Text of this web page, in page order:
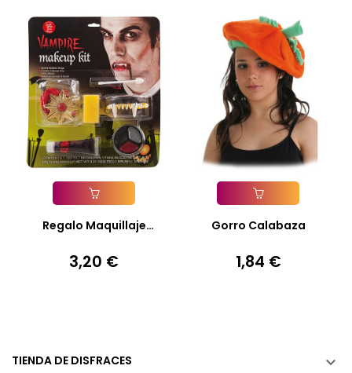
Añadir A La Cesta
Regalo Maquillaje
Precio
3,20 €
Añadir A La Cesta
Gorro Calabaza
Precio
1,84 €
TIENDA DE DISFRACES 